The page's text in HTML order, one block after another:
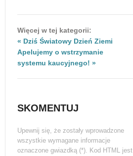
Więcej w tej kategorii:
« Dziś Światowy Dzień Ziemi
Apelujemy o wstrzymanie
systemu kaucyjnego! »
SKOMENTUJ
Upewnij się, że zostały wprowadzone
wszystkie wymagane informacje
oznaczone gwiazdką (*). Kod HTML jest